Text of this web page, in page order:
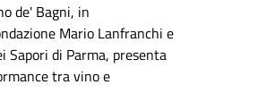
de' Bagni, in
Mario Lanfranchi e
Sapori di Parma, presenta
tra vino e